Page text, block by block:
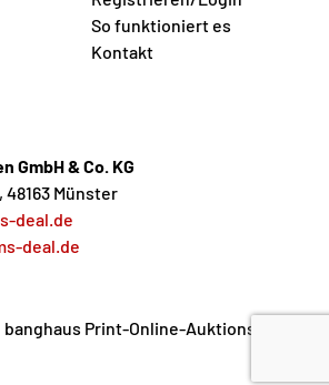
So funktioniert es
Kontakt
GmbH & Co. KG
48163 Münster
deal.de
deal.de
Print-Online-Auktions GmbH